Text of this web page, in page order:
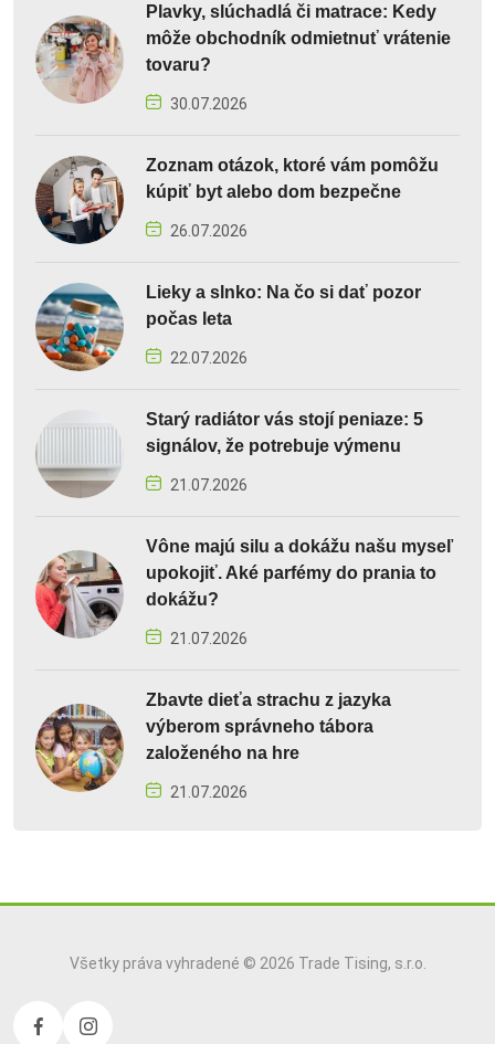
Plavky, slúchadlá či matrace: Kedy
môže obchodník odmietnuť vrátenie
tovaru?
30.07.2026
Zoznam otázok, ktoré vám pomôžu
kúpiť byt alebo dom bezpečne
26.07.2026
Lieky a slnko: Na čo si dať pozor
počas leta
22.07.2026
Starý radiátor vás stojí peniaze: 5
signálov, že potrebuje výmenu
21.07.2026
Vône majú silu a dokážu našu myseľ
upokojiť. Aké parfémy do prania to
dokážu?
21.07.2026
Zbavte dieťa strachu z jazyka
výberom správneho tábora
založeného na hre
21.07.2026
Všetky práva vyhradené © 2026 Trade Tising, s.r.o.